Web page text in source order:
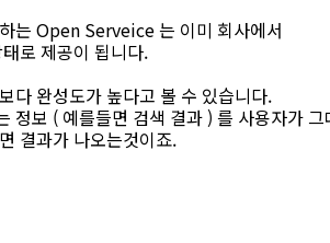
는 Open Serveice 는 이미 회사에서
로 제공이 됩니다.
다 완성도가 높다고 볼 수 있습니다.
정보 ( 예를들면 검색 결과 ) 를 사용자가
결과가 나오는것이죠.